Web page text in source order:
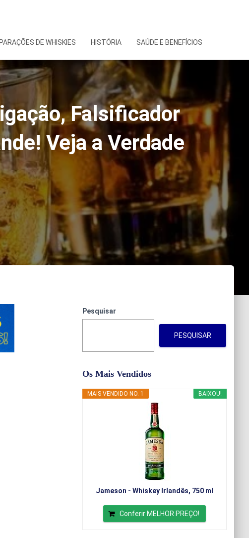
DE WHISKIES HISTÓRIA SAÚDE E BENEFÍCIOS
Falsificador
Veja a Verdade
Pesquisar
PESQUISAR
Os Mais Vendidos
BAIXOU!
MAIS VENDIDO NO. 1
Jameson - Whiskey Irlandês, 750 ml
Conferir MELHOR PREÇO!